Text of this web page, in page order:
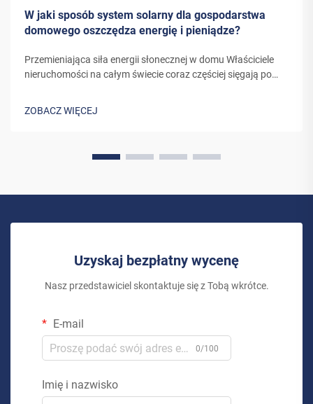
W jaki sposób system solarny dla gospodarstwa
domowego oszczędza energię i pieniądze?
Przemieniająca siła energii słonecznej w domu Właściciele
nieruchomości na całym świecie coraz częściej sięgają po
domowego to coś więcej niż tylko inwestycja w...
ZOBACZ WIĘCEJ
Uzyskaj bezpłatny wycenę
Nasz przedstawiciel skontaktuje się z Tobą wkrótce.
E-mail
0/100
Imię i nazwisko